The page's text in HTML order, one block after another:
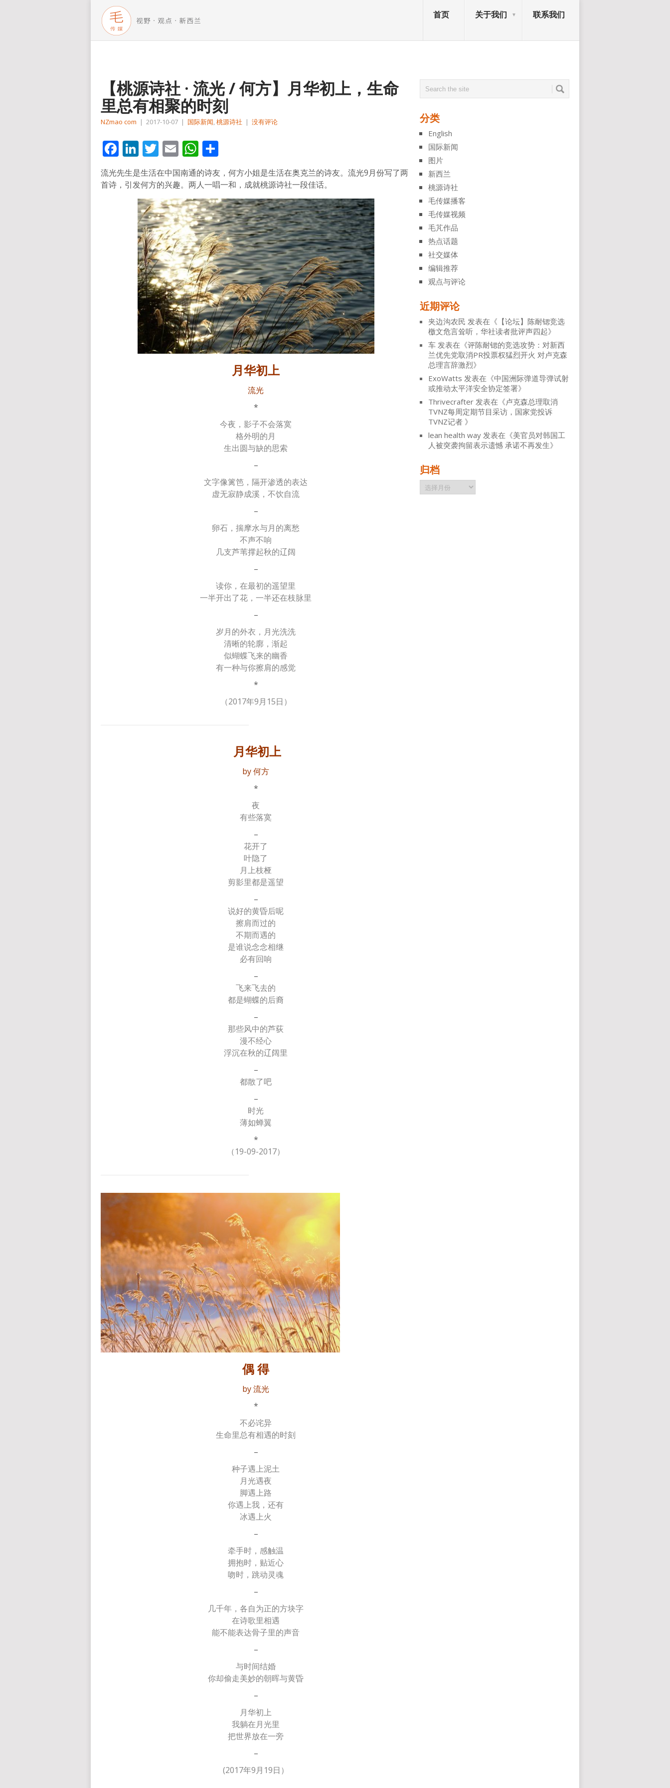
首页 关于我们 联系我们
【桃源诗社 · 流光 / 何方】月华初上，生命
里总有相聚的时刻
NZmao com | 2017-10-07 | 国际新闻,桃源诗社 | 没有评论
Facebook
LinkedIn
Twitter
EmailWhatsApp
享
流光先生是生活在中国南通的诗友，何方小姐是生活在奥克兰的诗友。流光9月份写了两
首诗，引发何方的兴趣。两人一唱一和，成就桃源诗社一段佳话。
月华初上
流光
*
今夜，影子不会落寞
格外明的月
生出圆与缺的思索
–
文字像篱笆，隔开渗透的表达
虚无寂静成溪，不饮自流
–
卵石，揣摩水与月的离愁
不声不响
几支芦苇撑起秋的辽阔
–
读你，在最初的遥望里
一半开出了花，一半还在枝脉里
–
岁月的外衣，月光洗洗
清晰的轮廓，渐起
似蝴蝶飞来的幽香
有一种与你擦肩的感觉
*
（2017年9月15日）
月华初上
by 何方
*
夜
有些落寞
–
花开了
叶隐了
月上枝桠
剪影里都是遥望
–
说好的黄昏后呢
擦肩而过的
不期而遇的
是谁说念念相继
必有回响
–
飞来飞去的
都是蝴蝶的后裔
–
那些风中的芦荻
漫不经心
浮沉在秋的辽阔里
–
都散了吧
–
时光
薄如蝉翼
*
（19-09-2017）
偶 得
by 流光
*
不必诧异
生命里总有相遇的时刻
–
种子遇上泥土
月光遇夜
脚遇上路
你遇上我，还有
冰遇上火
–
牵手时，感触温
拥抱时，贴近心
吻时，跳动灵魂
–
几千年，各自为正的方块字
在诗歌里相遇
能不能表达骨子里的声音
–
与时间结婚
你却偷走美妙的朝晖与黄昏
–
月华初上
我躺在月光里
把世界放在一旁
–
(2017年9月19日）
分类
English
国际新闻
图片
新西兰
桃源诗社
毛传媒播客
毛传媒视频
毛芃作品
热点话题
社交媒体
编辑推荐
观点与评论
近期评论
夹边沟农民 发表在《 【论坛】陈耐锶竞选
檄文危言耸听，华社读者批评声四起》
车 发表在《评陈耐锶的竞选攻势：对新西
兰优先党取消PR投票权猛烈开火 对卢克森
总理言辞激烈》
ExoWatts 发表在《中国洲际弹道导弹试射
或推动太平洋安全协定签署》
Thrivecrafter 发表在《卢克森总理取消
TVNZ每周定期节目采访，国家党投诉
TVNZ记者 》
lean health way 发表在《美官员对韩国工
人被突袭拘留表示遗憾 承诺不再发生》
归档
归
档